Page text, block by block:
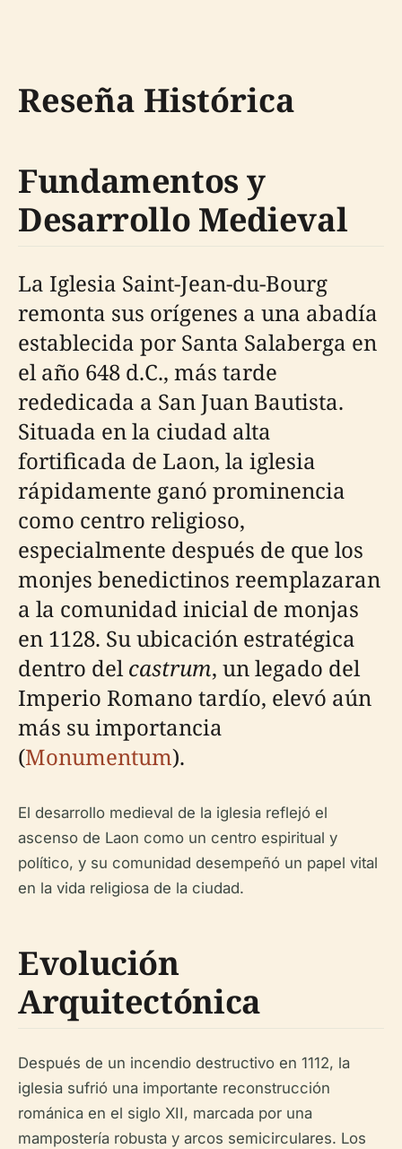
Reseña Histórica
Fundamentos y
Desarrollo Medieval
La Iglesia Saint-Jean-du-Bourg
remonta sus orígenes a una abadía
establecida por Santa Salaberga en
el año 648 d.C., más tarde
rededicada a San Juan Bautista.
Situada en la ciudad alta
fortificada de Laon, la iglesia
rápidamente ganó prominencia
como centro religioso,
especialmente después de que los
monjes benedictinos reemplazaran
a la comunidad inicial de monjas
en 1128. Su ubicación estratégica
dentro delcastrum, un legado del
Imperio Romano tardío, elevó aún
más su importancia
(Monumentum).
El desarrollo medieval de la iglesia reflejó el
ascenso de Laon como un centro espiritual y
político, y su comunidad desempeñó un papel vital
en la vida religiosa de la ciudad.
Evolución
Arquitectónica
Después de un incendio destructivo en 1112, la
iglesia sufrió una importante reconstrucción
románica en el siglo XII, marcada por una
mampostería robusta y arcos semicirculares. Los